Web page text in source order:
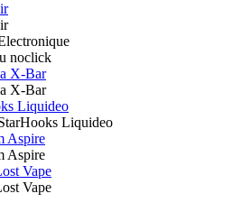
noclick
X-Bar
X-Bar
Liquideo
Liquideo
Aspire
Aspire
Vape
Vape